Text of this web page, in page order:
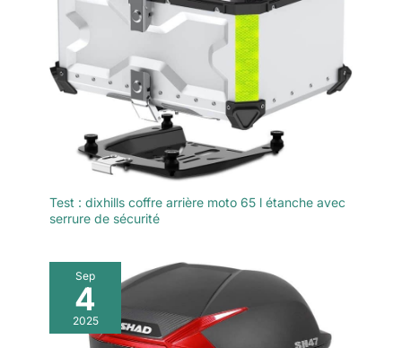
Test : dixhills coffre arrière moto 65 l étanche avec
serrure de sécurité
Sep
4
2025